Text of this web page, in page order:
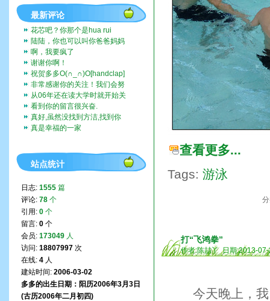
查看更多...
Tags: 游泳
打“飞鸿拳”
作者:陈喆丫 日期:2013-
今天晚上，我
最新评论
花芯吧？你那个是hua rui
陆陆，你也可以叫你爸爸妈妈
带你去啊。挺好玩的。
啊，我要疯了
谢谢你啊！
祝贺多多O(∩_∩)O[handclap]
[flo...
非常感谢你的关注！我们会努
力一直记录下去的。我们也...
从06年还在读大学时就开始关
注这个博客，而现在我也...
看到你的留言很兴奋.
真好,虽然没找到方洁,找到你
们全家福,让人挺兴奋的...
真是幸福的一家
站点统计
日志: 1555 篇
评论: 78 个
引用: 0 个
留言: 0 个
会员: 173049 人
访问: 18807997 次
在线: 4 人
建站时间: 2006-03-02
多多的出生日期：阳历2006年3月3日
(古历2006年二月初四)